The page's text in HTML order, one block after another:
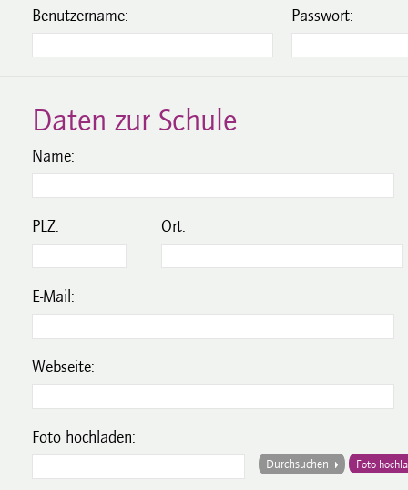
Benutzername: Passwort:
Daten zur Schule
Name:
PLZ: Ort:
E-Mail:
Webseite:
Foto hochladen:
Durchsuchen Foto